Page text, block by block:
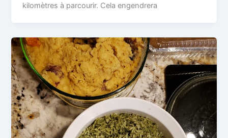
kilomètres à parcourir. Cela engendrera